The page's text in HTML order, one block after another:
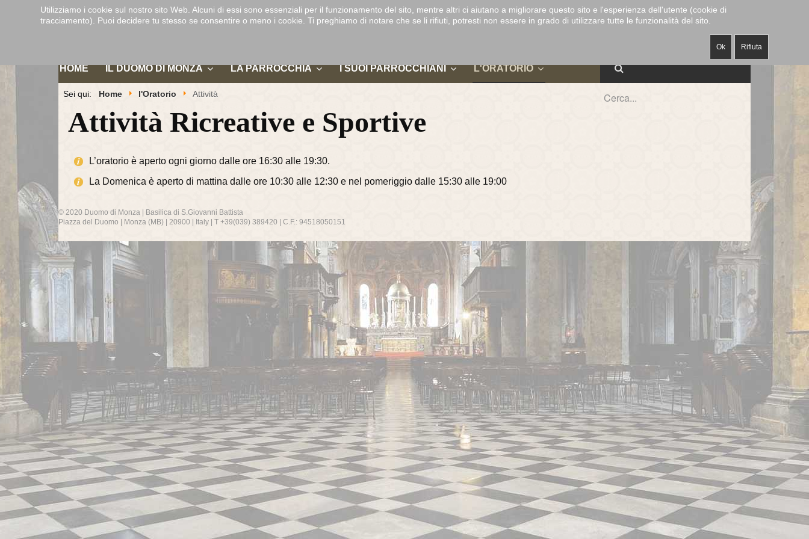
DUOMO DI
MONZA
- DECANATO-
CAPPELLA
MUSICALE
- ALABARDIERI-
MUSEO E
TESORO
HOME IL DUOMO DI MONZA LA PARROCCHIA I SUOI PARROCCHIANI L'ORATORIO
Sei qui: Home l'Oratorio Attività
Attività Ricreative e Sportive
L’oratorio è aperto ogni giorno dalle ore 16:30 alle 19:30.
La Domenica è aperto di mattina dalle ore 10:30 alle 12:30 e nel pomeriggio dalle 15:30 alle 19:00
© 2020 Duomo di Monza | Basilica di S.Giovanni Battista
Piazza del Duomo | Monza (MB) | 20900 | Italy | T +39(039) 389420 | C.F.: 94518050151
Utilizziamo i cookie sul nostro sito Web. Alcuni di essi sono essenziali per il funzionamento del sito, mentre altri ci aiutano a migliorare questo sito e l'esperienza dell'utente (cookie di
tracciamento). Puoi decidere tu stesso se consentire o meno i cookie. Ti preghiamo di notare che se li rifiuti, potresti non essere in grado di utilizzare tutte le funzionalità del sito.
Ok Rifiuta